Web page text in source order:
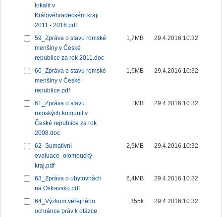
lokalit v
Královéhradeckém kraji
2011 - 2016.pdf
59_Zpráva o stavu romské
menšiny v České
republice za rok 2011.doc
1,7MB 29.4.2016 10:32
60_Zpráva o stavu romské
menšiny v České
republice.pdf
1,6MB 29.4.2016 10:32
61_Zpráva o stavu
romských komunit v
České republice za rok
2008.doc
1MB 29.4.2016 10:32
62_Sumativní
evaluace_olomoucký
kraj.pdf
2,9MB 29.4.2016 10:32
63_Zpráva o ubytovnách
na Ostravsku.pdf
6,4MB 29.4.2016 10:32
64_Výzkum veřejného
ochránce práv k otázce
355k 29.4.2016 10:32